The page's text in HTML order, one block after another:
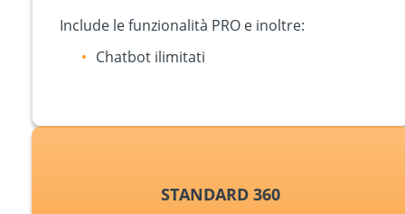
Include le funzionalità PRO e inoltre:
Chatbot ilimitati
STANDARD 360